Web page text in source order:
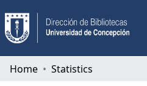
Communities & Collections
Home Statistics